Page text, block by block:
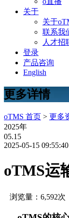
关于
关于
联系我
人才招
登录
产品咨询
English
更多详情
oTMS 首页 > 更多
2025年
05.15
2025-05-15 09:55:40
oTMS运
浏览量：6,592次